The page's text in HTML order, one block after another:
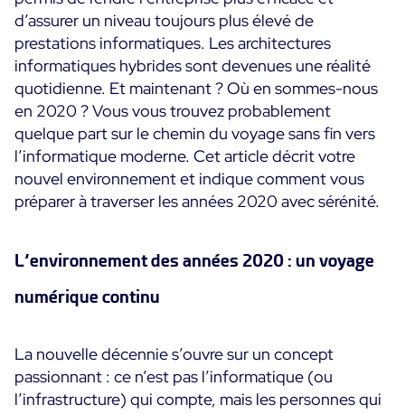
Supervision des Conteneurs
Supervision du Cloud
Supervision réseau
Tous
Logistique & Commerce
Santé
Education
Toutes
Technologies
AWS
Cisco Meraki
Google Cloud Platform
Kubernetes
Microsoft 365
Microsoft Azure
POURQUOI CENTREON
Notre vision
Bénéfices
Essai gratuit Centreon Infra Monitoring
Partenaires
Programme Partenaires MSP
Centreon et AWS
Services
Professional Services
d’assurer un niveau toujours plus élevé de
prestations informatiques. Les architectures
informatiques hybrides sont devenues une réalité
quotidienne. Et maintenant ? Où en sommes-nous
en 2020 ? Vous vous trouvez probablement
quelque part sur le chemin du voyage sans fin vers
l’informatique moderne. Cet article décrit votre
nouvel environnement et indique comment vous
préparer à traverser les années 2020 avec sérénité.
L’environnement des années 2020 : un voyage
numérique continu
La nouvelle décennie s’ouvre sur un concept
passionnant : ce n’est pas l’informatique (ou
l’infrastructure) qui compte, mais les personnes qui